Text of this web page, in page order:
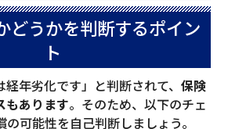
どうかを判断するポイン
ト
経年劣化です」と判断されて、保険
もあります。そのため、以下のチェ
可能性を自己判断しましょう。